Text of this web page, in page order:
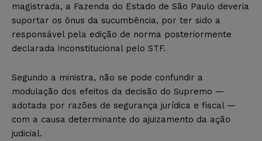
magistrada, a Fazenda do Estado de São Paulo deveria
suportar os ônus da sucumbência, por ter sido a
responsável pela edição de norma posteriormente
declarada inconstitucional pelo STF.
Segundo a ministra, não se pode confundir a
modulação dos efeitos da decisão do Supremo —
adotada por razões de segurança jurídica e fiscal —
com a causa determinante do ajuizamento da ação
judicial.